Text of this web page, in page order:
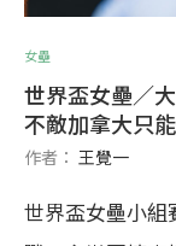
女壘
世界盃女壘／
不敵加拿大只
作者： 王覺一
世界盃女壘小組